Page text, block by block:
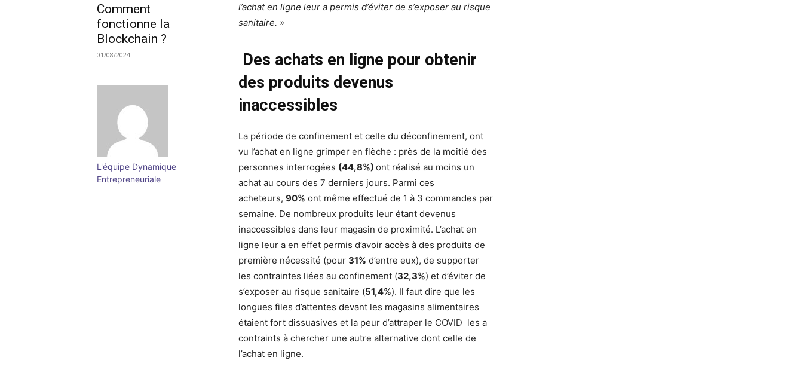
Comment
fonctionne la
Blockchain ?
01/08/2024
L'équipe Dynamique
Entrepreneuriale
l’achat en ligne leur a permis d’éviter de s’exposer au risque
sanitaire. »
Des achats en ligne pour obtenir
des produits devenus
inaccessibles
La période de confinement et celle du déconfinement, ont
vu l’achat en ligne grimper en flèche : près de la moitié des
personnes interrogées (44,8%)ont réalisé au moins un
achat au cours des 7 derniers jours. Parmi ces
acheteurs,90% ont même effectué de 1 à 3 commandes par
semaine. De nombreux produits leur étant devenus
inaccessibles dans leur magasin de proximité. L’achat en
ligne leur a en effet permis d’avoir accès à des produits de
première nécessité (pour 31% d’entre eux), de supporter
les contraintes liées au confinement (32,3%) et d’éviter de
s’exposer au risque sanitaire (51,4%). Il faut dire que les
longues files d’attentes devant les magasins alimentaires
étaient fort dissuasives et la peur d’attraper le COVID les a
contraints à chercher une autre alternative dont celle de
l’achat en ligne.